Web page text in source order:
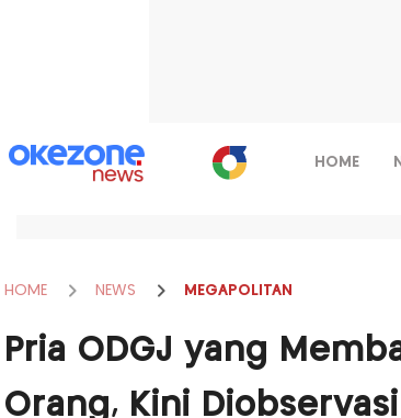
HOME
HOME NEWS MEGAPOLITAN
Pria ODGJ yang
Orang, Kini